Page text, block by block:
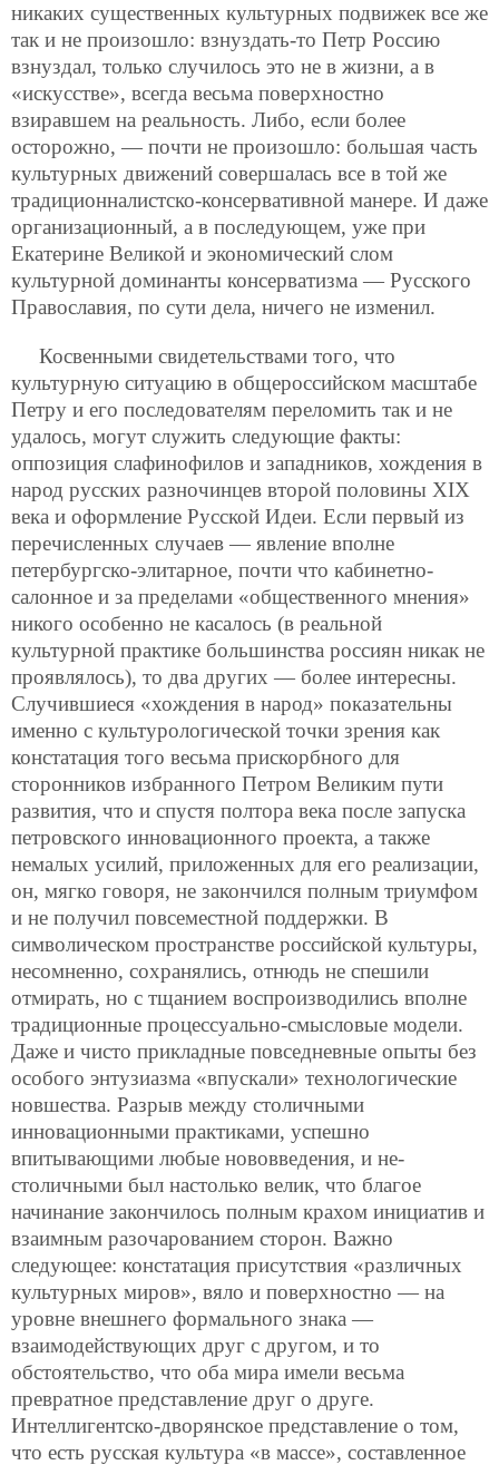
никаких существенных культурных подвижек все же
так и не произошло: взнуздать-то Петр Россию
взнуздал, только случилось это не в жизни, а в
«искусстве», всегда весьма поверхностно
взиравшем на реальность. Либо, если более
осторожно, — почти не произошло: большая часть
культурных движений совершалась все в той же
традиционналистско-консервативной манере. И даже
организационный, а в последующем, уже при
Екатерине Великой и экономический слом
культурной доминанты консерватизма — Русского
Православия, по сути дела, ничего не изменил.
Косвенными свидетельствами того, что
культурную ситуацию в общероссийском масштабе
Петру и его последователям переломить так и не
удалось, могут служить следующие факты:
оппозиция слафинофилов и западников, хождения в
народ русских разночинцев второй половины XIX
века и оформление Русской Идеи. Если первый из
перечисленных случаев — явление вполне
петербургско-элитарное, почти что кабинетно-
салонное и за пределами «общественного мнения»
никого особенно не касалось (в реальной
культурной практике большинства россиян никак не
проявлялось), то два других — более интересны.
Случившиеся «хождения в народ» показательны
именно с культурологической точки зрения как
констатация того весьма прискорбного для
сторонников избранного Петром Великим пути
развития, что и спустя полтора века после запуска
петровского инновационного проекта, а также
немалых усилий, приложенных для его реализации,
он, мягко говоря, не закончился полным триумфом
и не получил повсеместной поддержки. В
символическом пространстве российской культуры,
несомненно, сохранялись, отнюдь не спешили
отмирать, но с тщанием воспроизводились вполне
традиционные процессуально-смысловые модели.
Даже и чисто прикладные повседневные опыты без
особого энтузиазма «впускали» технологические
новшества. Разрыв между столичными
инновационными практиками, успешно
впитывающими любые нововведения, и не-
столичными был настолько велик, что благое
начинание закончилось полным крахом инициатив и
взаимным разочарованием сторон. Важно
следующее: констатация присутствия «различных
культурных миров», вяло и поверхностно — на
уровне внешнего формального знака —
взаимодействующих друг с другом, и то
обстоятельство, что оба мира имели весьма
превратное представление друг о друге.
Интеллигентско-дворянское представление о том,
что есть русская культура «в массе», составленное